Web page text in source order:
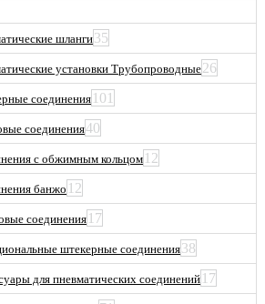
шланги35
установки Трубопроводные26
соединения 101
соединения40
с обжимным кольцом 12
банжо 12
соединения 17
штекерные соединения38
для пневматических соединений17